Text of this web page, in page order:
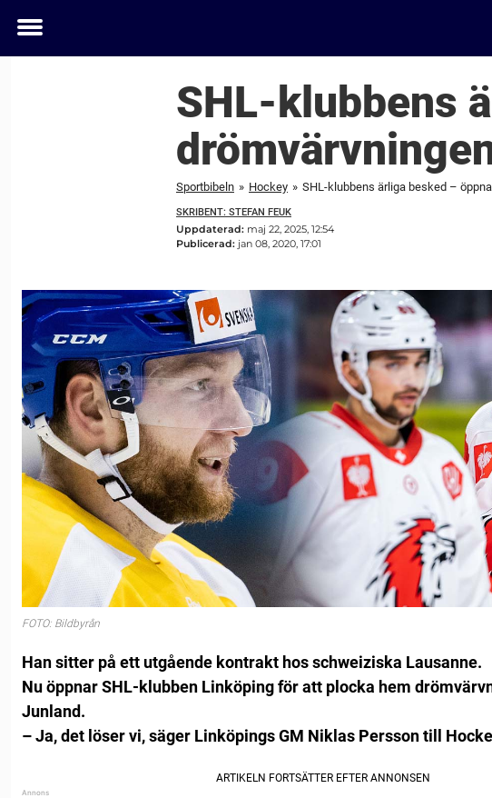
Toggle
SHL-klubbens
Sportbibeln » Hockey » SHL-klubbens ärliga besked –
SKRIBENT: STEFAN FEUK
Uppdaterad: maj 22, 2025, 12:54
Publicerad: jan 08, 2020, 17:01
FOTO: Bildbyrån
Han sitter på ett utgående kontrakt hos schweiziska Lausanne.
Nu öppnar SHL-klubben Linköping för att plocka hem
Junland.
– Ja, det löser vi, säger Linköpings GM Niklas Persson till